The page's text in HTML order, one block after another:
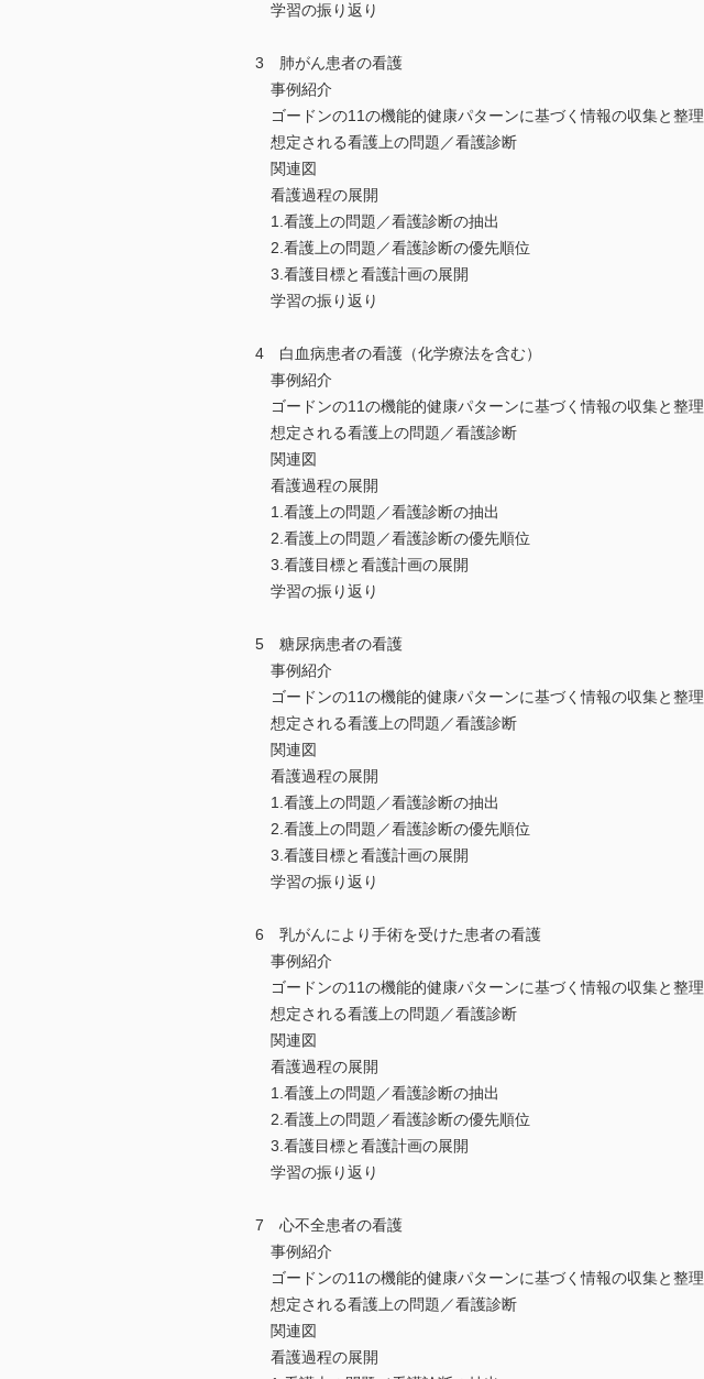
学習の振り返り
3 肺がん患者の看護
事例紹介
ゴードンの11の機能的健康パターンに基づく情報の収集と整理
想定される看護上の問題／看護診断
関連図
看護過程の展開
1.看護上の問題／看護診断の抽出
2.看護上の問題／看護診断の優先順位
3.看護目標と看護計画の展開
学習の振り返り
4 白血病患者の看護（化学療法を含む）
事例紹介
ゴードンの11の機能的健康パターンに基づく情報の収集と整理
想定される看護上の問題／看護診断
関連図
看護過程の展開
1.看護上の問題／看護診断の抽出
2.看護上の問題／看護診断の優先順位
3.看護目標と看護計画の展開
学習の振り返り
5 糖尿病患者の看護
事例紹介
ゴードンの11の機能的健康パターンに基づく情報の収集と整理
想定される看護上の問題／看護診断
関連図
看護過程の展開
1.看護上の問題／看護診断の抽出
2.看護上の問題／看護診断の優先順位
3.看護目標と看護計画の展開
学習の振り返り
6 乳がんにより手術を受けた患者の看護
事例紹介
ゴードンの11の機能的健康パターンに基づく情報の収集と整理
想定される看護上の問題／看護診断
関連図
看護過程の展開
1.看護上の問題／看護診断の抽出
2.看護上の問題／看護診断の優先順位
3.看護目標と看護計画の展開
学習の振り返り
7 心不全患者の看護
事例紹介
ゴードンの11の機能的健康パターンに基づく情報の収集と整理
想定される看護上の問題／看護診断
関連図
看護過程の展開